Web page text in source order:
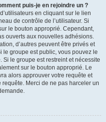
puis-je en rejoindre un ?
en cliquant sur le lien
de contrôle de l’utilisateur. Si
le bouton approprié. Cependant,
ouverts aux nouvelles adhésions.
d’autres peuvent être privés et
le groupe est public, vous pouvez le
le groupe est restreint et nécessite
sur le bouton approprié. Le
alors approuver votre requête et
Merci de ne pas harceler un